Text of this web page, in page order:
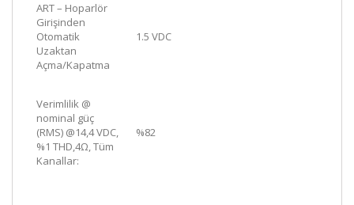
ART – Hoparlör
Girişinden
Otomatik
Uzaktan
Açma/Kapatma
1.5 VDC
Verimlilik @
nominal güç
(RMS) @14,4 VDC,
%1 THD,4Ω, Tüm
Kanallar:
%82